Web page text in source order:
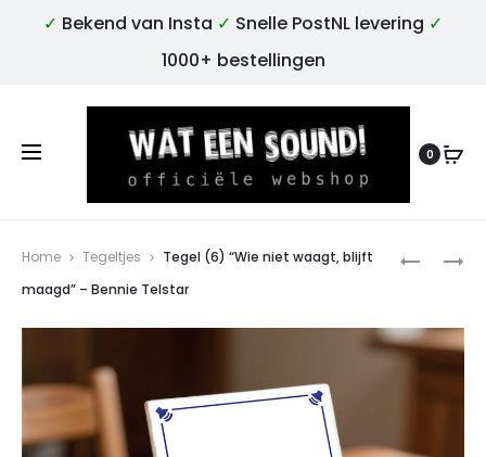
✓ Bekend van Insta ✓ Snelle PostNL levering ✓
1000+ bestellingen
0
TEGEL
STEREO
TEGEL
IS
Home Tegeltjes
Tegel (6) “Wie niet waagt, blijft
maagd” – Bennie Telstar